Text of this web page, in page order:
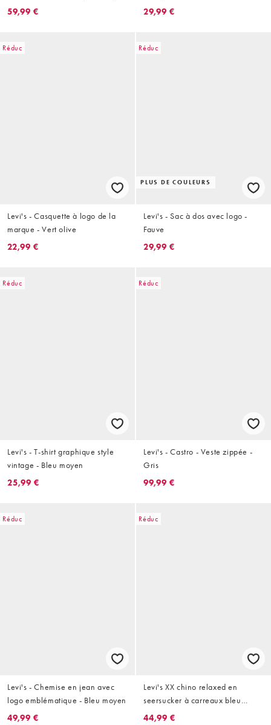
ton sur ton - Bleu clair/blanc
59,99 €
29,99 €
Réduc
Levi's - Casquette à logo de la
marque - Vert olive
22,99 €
Réduc
PLUS DE COULEURS
Levi's - Sac à dos avec logo -
Fauve
29,99 €
Réduc
Levi's - T-shirt graphique style
vintage - Bleu moyen
25,99 €
Réduc
Levi's - Castro - Veste zippée -
Gris
99,99 €
Réduc
Levi's - Chemise en jean avec
logo emblématique - Bleu moyen
49,99 €
Réduc
Levi's XX chino relaxed en
seersucker à carreaux bleu
marine
44,99 €